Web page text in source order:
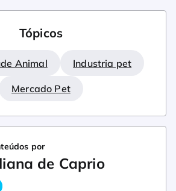
Tópicos
Animal Industria pet
Mercado Pet
por
de Caprio